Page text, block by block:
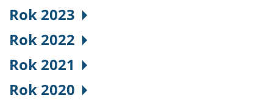
Rok 2023
Rok 2022
Rok 2021
Rok 2020